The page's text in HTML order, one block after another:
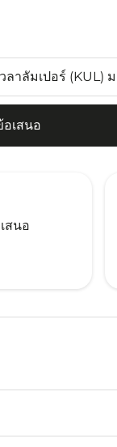
เสนอ
นอ
สนอ
cmp-view-
FOC–KUL: cmp-
FOC–KUL: